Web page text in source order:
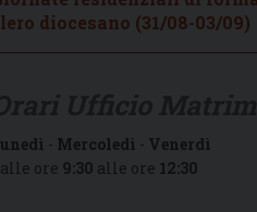
diocesano (31/08-03/09)
- Mercoledì - Venerdì
ore 9:30 alle ore 12:30